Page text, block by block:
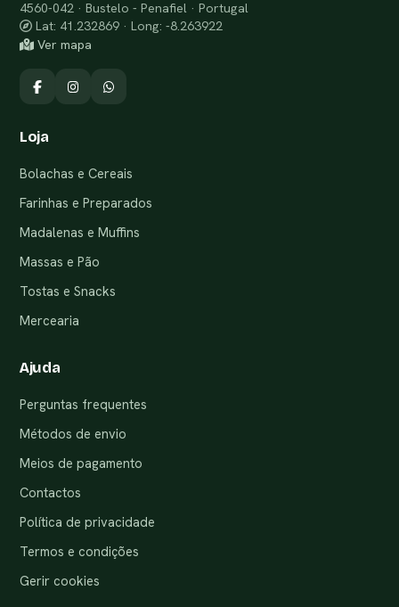
4560-042 · Bustelo - Penafiel · Portugal
Lat: 41.232869 · Long: -8.263922
Ver mapa
Loja
Bolachas e Cereais
Farinhas e Preparados
Madalenas e Muffins
Massas e Pão
Tostas e Snacks
Mercearia
Ajuda
Perguntas frequentes
Métodos de envio
Meios de pagamento
Contactos
Política de privacidade
Termos e condições
Gerir cookies